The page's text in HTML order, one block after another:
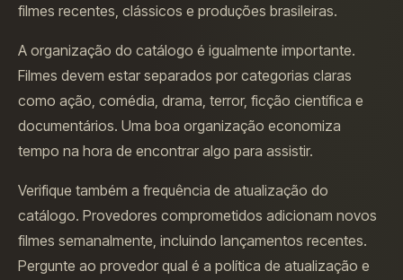
filmes recentes, clássicos e produções brasileiras.
A organização do catálogo é igualmente importante.
Filmes devem estar separados por categorias claras
como ação, comédia, drama, terror, ficção científica e
documentários. Uma boa organização economiza
tempo na hora de encontrar algo para assistir.
Verifique também a frequência de atualização do
catálogo. Provedores comprometidos adicionam novos
filmes semanalmente, incluindo lançamentos recentes.
Pergunte ao provedor qual é a política de atualização e